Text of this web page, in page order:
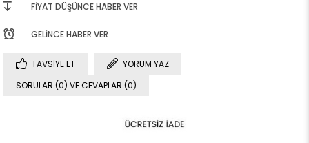
FIYAT DÜŞÜNCE HABER VER
GELINCE HABER VER
TAVSIYE ET
YORUM YAZ
SORULAR (0) VE CEVAPLAR (0)